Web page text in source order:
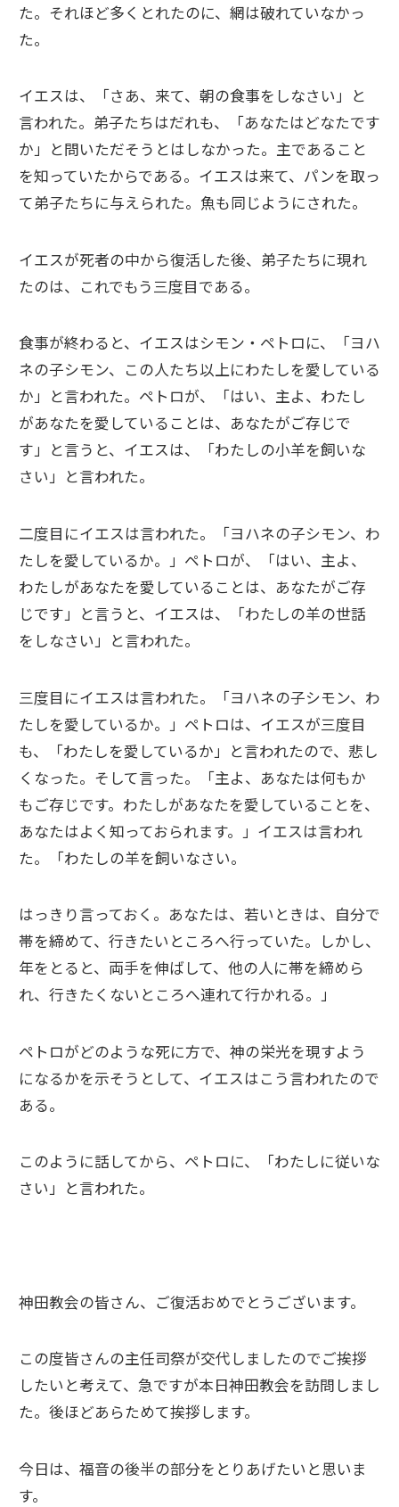
た。それほど多くとれたのに、網は破れていなかっ
た。
イエスは、「さあ、来て、朝の食事をしなさい」と
言われた。弟子たちはだれも、「あなたはどなたです
か」と問いただそうとはしなかった。主であること
を知っていたからである。イエスは来て、パンを取っ
て弟子たちに与えられた。魚も同じようにされた。
イエスが死者の中から復活した後、弟子たちに現れ
たのは、これでもう三度目である。
食事が終わると、イエスはシモン・ペトロに、「ヨハ
ネの子シモン、この人たち以上にわたしを愛している
か」と言われた。ペトロが、「はい、主よ、わたし
があなたを愛していることは、あなたがご存じで
す」と言うと、イエスは、「わたしの小羊を飼いな
さい」と言われた。
二度目にイエスは言われた。「ヨハネの子シモン、わ
たしを愛しているか。」ペトロが、「はい、主よ、
わたしがあなたを愛していることは、あなたがご存
じです」と言うと、イエスは、「わたしの羊の世話
をしなさい」と言われた。
三度目にイエスは言われた。「ヨハネの子シモン、わ
たしを愛しているか。」ペトロは、イエスが三度目
も、「わたしを愛しているか」と言われたので、悲し
くなった。そして言った。「主よ、あなたは何もか
もご存じです。わたしがあなたを愛していることを、
あなたはよく知っておられます。」イエスは言われ
た。「わたしの羊を飼いなさい。
はっきり言っておく。あなたは、若いときは、自分で
帯を締めて、行きたいところへ行っていた。しかし、
年をとると、両手を伸ばして、他の人に帯を締めら
れ、行きたくないところへ連れて行かれる。」
ペトロがどのような死に方で、神の栄光を現すよう
になるかを示そうとして、イエスはこう言われたので
ある。
このように話してから、ペトロに、「わたしに従いな
さい」と言われた。
神田教会の皆さん、ご復活おめでとうございます。
この度皆さんの主任司祭が交代しましたのでご挨拶
したいと考えて、急ですが本日神田教会を訪問しまし
た。後ほどあらためて挨拶します。
今日は、福音の後半の部分をとりあげたいと思いま
す。